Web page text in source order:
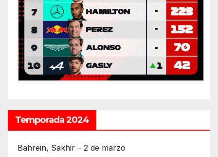
Temporada 2024
Bahrein, Sakhir – 2 de marzo